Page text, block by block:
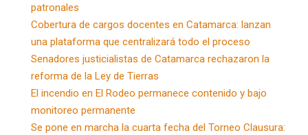
patronales
Cobertura de cargos docentes en Catamarca: lanzan
una plataforma que centralizará todo el proceso
Senadores justicialistas de Catamarca rechazaron la
reforma de la Ley de Tierras
El incendio en El Rodeo permanece contenido y bajo
monitoreo permanente
Se pone en marcha la cuarta fecha del Torneo Clausura: